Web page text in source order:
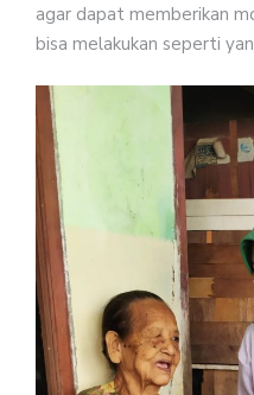
agar dapat memberikan
bisa melakukan seperti